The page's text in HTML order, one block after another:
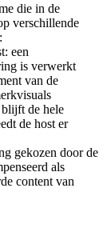
die in de
verschillende
een
is verwerkt
van de
de hele
de host er
gekozen door de
als
content van